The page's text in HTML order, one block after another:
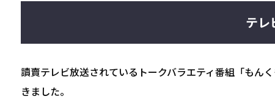
テレ
讀賣テレビ放送されているトークバラエティ番組「もん
きました。